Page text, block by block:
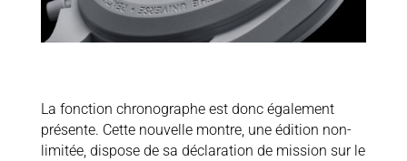
La fonction chronographe est donc également
présente. Cette nouvelle montre, une édition non-
limitée, dispose de sa déclaration de mission sur le